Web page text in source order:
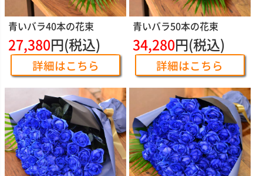
青いバラ40本の花束
27,380円(税込)
詳細はこちら
青いバラ50本の花束
34,280円(税込)
詳細はこちら